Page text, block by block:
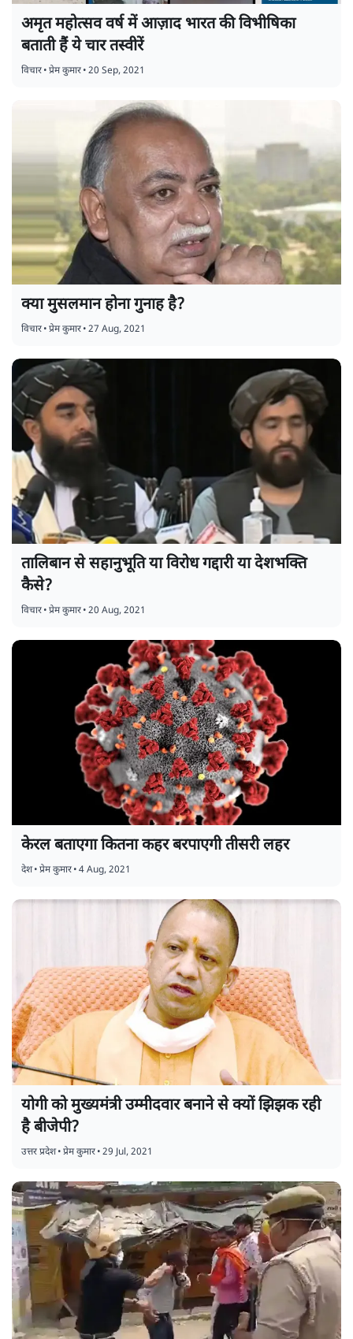
अमृत महोत्सव वर्ष में आज़ाद भारत की विभीषिका
बताती हैं ये चार तस्वीरें
विचार•प्रेम कुमार•20 Sep, 2021
क्या मुसलमान होना गुनाह है?
विचार•प्रेम कुमार•27 Aug, 2021
तालिबान से सहानुभूति या विरोध गद्दारी या देशभक्ति
कैसे?
विचार•प्रेम कुमार•20 Aug, 2021
केरल बताएगा कितना कहर बरपाएगी तीसरी लहर
देश•प्रेम कुमार•4 Aug, 2021
योगी को मुख्यमंत्री उम्मीदवार बनाने से क्यों झिझक रही
है बीजेपी?
उत्तर प्रदेश•प्रेम कुमार•29 Jul, 2021